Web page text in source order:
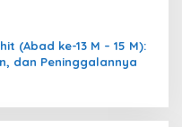
(Abad ke-13 M – 15 M):
dan Peninggalannya